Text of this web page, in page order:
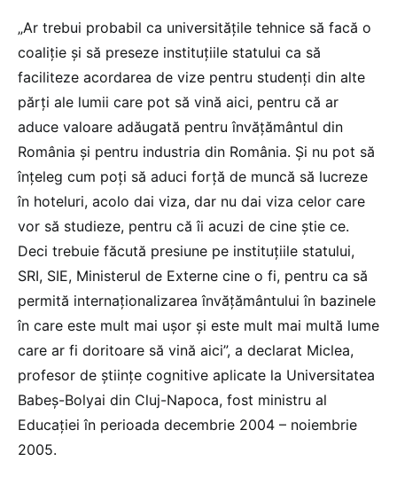
„Ar trebui probabil ca universitățile tehnice să facă o
coaliție și să preseze instituțiile statului ca să
faciliteze acordarea de vize pentru studenți din alte
părți ale lumii care pot să vină aici, pentru că ar
aduce valoare adăugată pentru învățământul din
România și pentru industria din România. Și nu pot să
înțeleg cum poți să aduci forță de muncă să lucreze
în hoteluri, acolo dai viza, dar nu dai viza celor care
vor să studieze, pentru că îi acuzi de cine știe ce.
Deci trebuie făcută presiune pe instituțiile statului,
SRI, SIE, Ministerul de Externe cine o fi, pentru ca să
permită internaționalizarea învățământului în bazinele
în care este mult mai ușor și este mult mai multă lume
care ar fi doritoare să vină aici”, a declarat Miclea,
profesor de științe cognitive aplicate la Universitatea
Babeș-Bolyai din Cluj-Napoca, fost ministru al
Educației în perioada decembrie 2004 – noiembrie
2005.